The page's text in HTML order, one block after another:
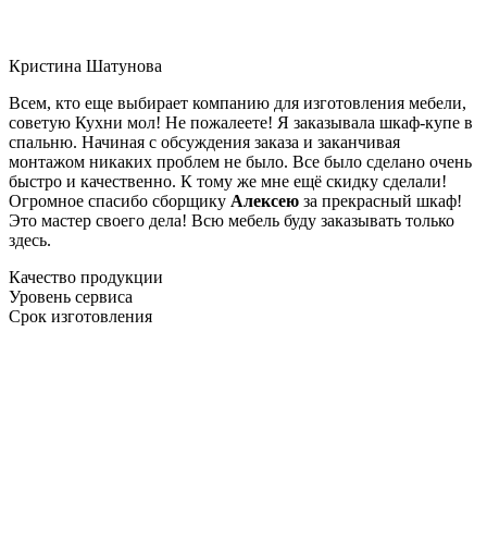
Кристина Шатунова
Всем, кто еще выбирает компанию для изготовления мебели,
советую Кухни мол! Не пожалеете! Я заказывала шкаф-купе в
спальню. Начиная с обсуждения заказа и заканчивая
монтажом никаких проблем не было. Все было сделано очень
быстро и качественно. К тому же мне ещё скидку сделали!
Огромное спасибо сборщику Алексею за прекрасный шкаф!
Это мастер своего дела! Всю мебель буду заказывать только
здесь.
Качество продукции
Уровень сервиса
Срок изготовления